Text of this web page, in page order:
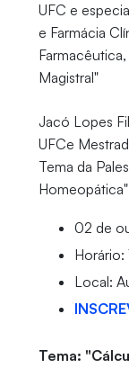
UFC e
e Farmácia
Magistral"
Jacó Lopes
UFCe
Tema da
Homeopática"
02 de
Local:
Tema: